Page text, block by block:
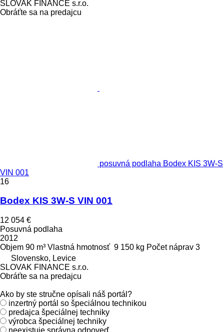
SLOVAK FINANCE s.r.o.
Obráťte sa na predajcu
posuvná podlaha Bodex KIS 3W-S
VIN 001
16
Bodex KIS 3W-S VIN 001
12 054 €
Posuvná podlaha
2012
Objem 90 m³ Vlastná hmotnosť 9 150 kg Počet náprav 3
Slovensko, Levice
SLOVAK FINANCE s.r.o.
Obráťte sa na predajcu
Ako by ste stručne opísali náš portál?
inzertný portál so špeciálnou technikou
predajca špeciálnej techniky
výrobca špeciálnej techniky
neexistuje správna odpoveď